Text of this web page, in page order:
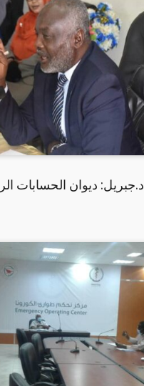
د.جبريل: ديوان الحسابات